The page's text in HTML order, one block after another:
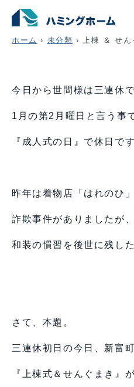
上棟 ＆ せんぐま
ホーム › 未分類 › 上棟 ＆ せ
今日から世間様は三連休
1月の第2月曜日と言う事
『成人式の日』で休日です
昨年は着物店「はれのひ
詐欺事件がありましたが
和装の慣習を後世に残し
さて、本題。
三連休初日の今日、新富
『上棟式＆せんぐまき』